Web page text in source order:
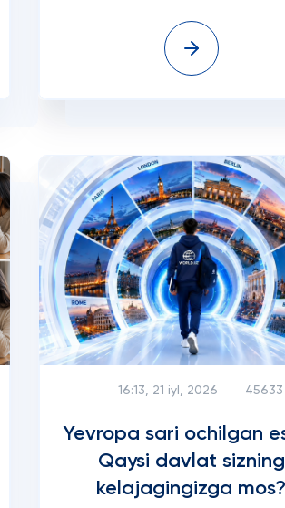
16:13, 21 iyl, 2026 45633
Yevropa sari ochilgan
Qaysi davlat sizning
kelajagingizga mos?